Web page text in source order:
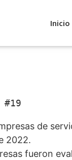
Inicio
#19
de
2022.
fueron